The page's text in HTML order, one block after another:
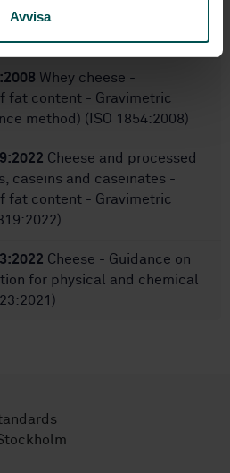
Avvisa
Whey cheese -
fat content - Gravimetric
method) (ISO 1854:2008)
Cheese and processed
caseins and caseinates -
fat content - Gravimetric
Cheese - Guidance on
for physical and chemical